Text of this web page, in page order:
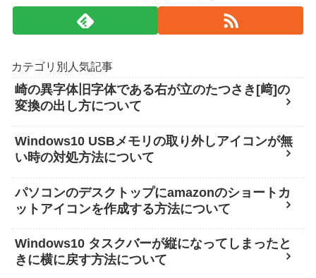
カテゴリ別人気記事
崎の異字体旧字体である右が立のたつさき[﨑]の
変換の出し方について
Windows10 USBメモリの取り外しアイコンが無
い時の対処方法について
パソコンのデスクトップにamazonのショートカ
ットアイコンを作成する方法について
Windows10 タスクバーが縦になってしまったと
きに横に戻す方法について